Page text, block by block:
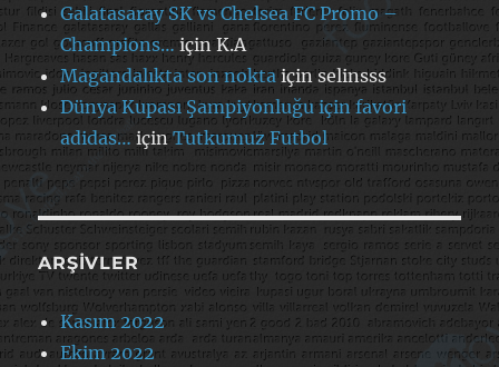
Galatasaray SK vs Chelsea FC Promo –
Champions…içinK.A
Magandalıkta son noktaiçinselinsss
Dünya Kupası Şampiyonluğu için favori
adidas…içinTutkumuz Futbol
ARŞIVLER
Kasım 2022
Ekim 2022